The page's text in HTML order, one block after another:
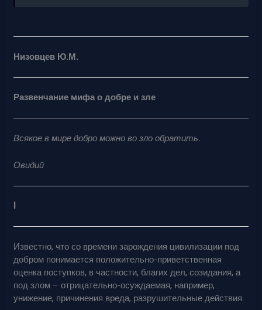
Низовцев Ю.М.
Развенчание мифа о добре и зле
Всякое в мире добро можно во зло обратить.
Овидий
I
Известно, что со времени зарождения цивилизации под
добром понимается положительно-приветственная
оценка поступков, в частности, благих дел, созидания, а
под злом – отрицательно-осуждаемая, например,
унижение, причинения вреда, разрушительные действия.